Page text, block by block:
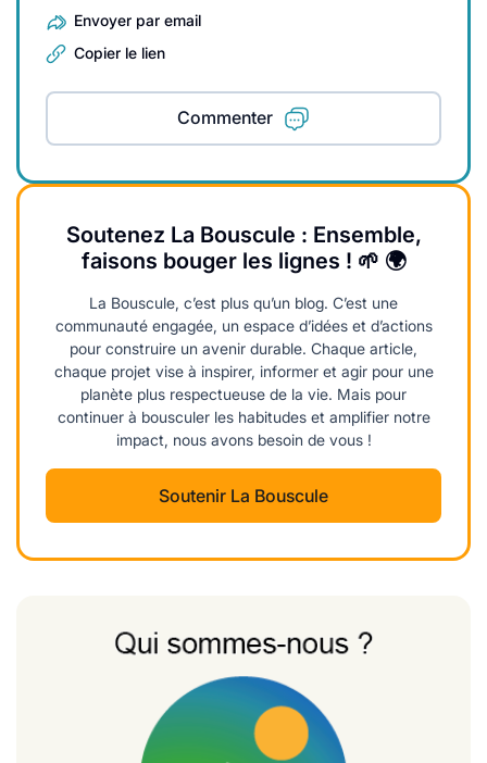
Envoyer par email
Copier le lien
Commenter
Soutenez La Bouscule : Ensemble,
faisons bouger les lignes ! 🌱 🌍
La Bouscule, c’est plus qu’un blog. C’est une
communauté engagée, un espace d’idées et d’actions
pour construire un avenir durable. Chaque article,
chaque projet vise à inspirer, informer et agir pour une
planète plus respectueuse de la vie. Mais pour
continuer à bousculer les habitudes et amplifier notre
impact, nous avons besoin de vous !
Soutenir La Bouscule